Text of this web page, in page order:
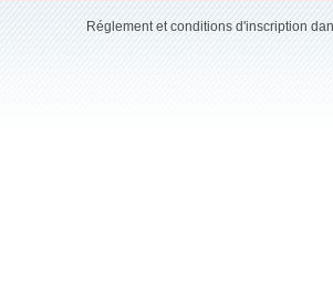
Réglement et conditions d'inscription